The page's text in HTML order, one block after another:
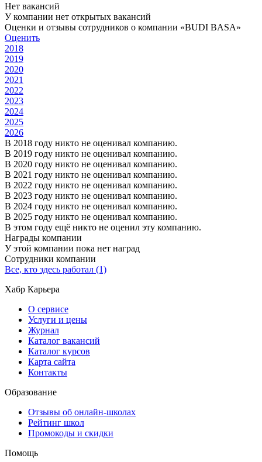
Нет вакансий
У компании нет открытых вакансий
Оценки и отзывы сотрудников о компании «BUDI BASA»
Оценить
2018
2019
2020
2021
2022
2023
2024
2025
2026
В 2018 году никто не оценивал компанию.
В 2019 году никто не оценивал компанию.
В 2020 году никто не оценивал компанию.
В 2021 году никто не оценивал компанию.
В 2022 году никто не оценивал компанию.
В 2023 году никто не оценивал компанию.
В 2024 году никто не оценивал компанию.
В 2025 году никто не оценивал компанию.
В этом году ещё никто не оценил эту компанию.
Награды компании
У этой компании пока нет наград
Сотрудники компании
Все, кто здесь работал (1)
Хабр Карьера
О сервисе
Услуги и цены
Журнал
Каталог вакансий
Каталог курсов
Карта сайта
Контакты
Образование
Отзывы об онлайн-школах
Рейтинг школ
Промокоды и скидки
Помощь